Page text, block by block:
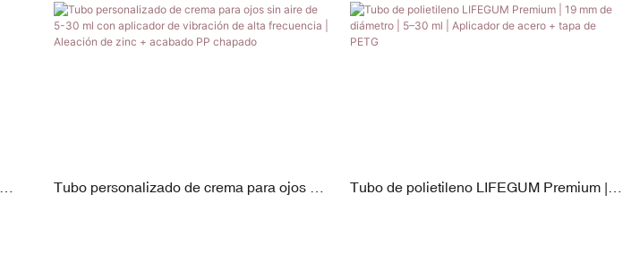
Tubo personalizado de crema para ojos sin
Tubo de polietileno LIFEGUM Premium |